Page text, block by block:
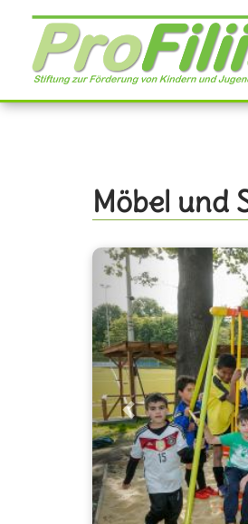
Direkt
Inhalt
Möbel und
Previous